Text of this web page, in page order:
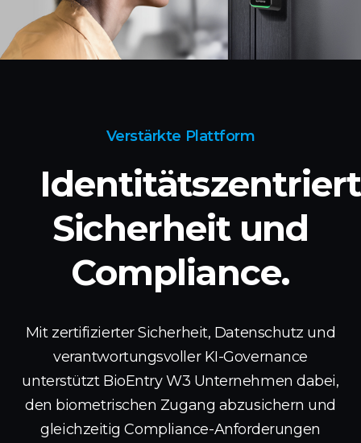
Verstärkte Plattform
Sicherheit und
Compliance.
Mit zertifizierter Sicherheit, Datenschutz und
verantwortungsvoller KI-Governance
unterstützt BioEntry W3 Unternehmen dabei,
den biometrischen Zugang abzusichern und
gleichzeitig Compliance-Anforderungen